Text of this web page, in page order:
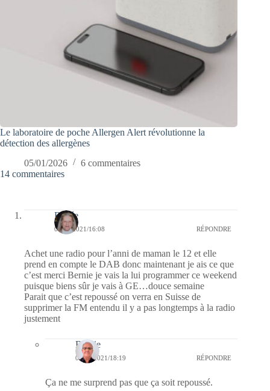
Le laboratoire de poche Allergen Alert révolutionne la
détection des allergènes
05/01/2026
6 commentaires
14 commentaires
Renée
06/09/2021/16:08 RÉPONDRE
Achet une radio pour l’anni de maman le 12 et elle
prend en compte le DAB donc maintenant je ais ce que
c’est merci Bernie je vais la lui programmer ce weekend
puisque biens sûr je vais à GE…douce semaine
Parait que c’est repoussé on verra en Suisse de
supprimer la FM entendu il y a pas longtemps à la radio
justement
Bernie
07/09/2021/18:19 RÉPONDRE
Ça ne me surprend pas que ça soit repoussé.